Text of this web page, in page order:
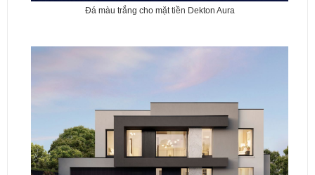
Đá màu trắng cho mặt tiền Dekton Aura